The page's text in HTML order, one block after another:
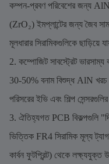
কম্পন-প্রবণ পরিবেশের জন্য AlN
(ZrO₂) ইমপ্লান্টের জন্য জৈব
মূলধারার সিরামিকগুলিকে ছাড়িয়ে
2. কম্পোজিট সাবস্ট্রেট ভারসাম্য
30-50% বনাম বিশুদ্ধ AlN খরচ
পরিসরের ইভি এবং শিল্প
3. ঐতিহ্যগত PCB বিকল্পগুলি
ভিত্তিক FR4 সিরামিক মূল্য
কার্বন ফুটপ্রিন্ট) থেকে লক্ষ্যযুক্ত